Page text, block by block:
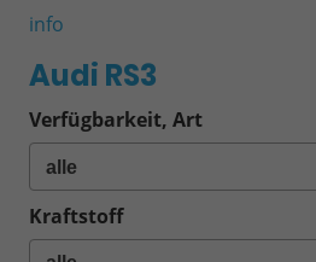
info
Audi RS3
Verfügbarkeit, Art
Kraftstoff